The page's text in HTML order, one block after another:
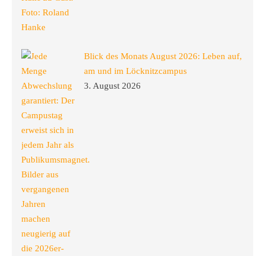
Blick des Monats August 2026: Leben auf,
am und im Löcknitzcampus
3. August 2026